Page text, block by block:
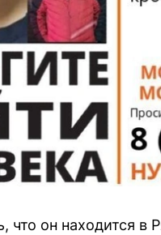
что он находится